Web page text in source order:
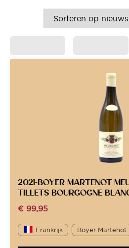
2021-BOYER MARTENOT
TILLETS BOURGOGNE
€ 99,95
Frankrijk Boyer Martenot